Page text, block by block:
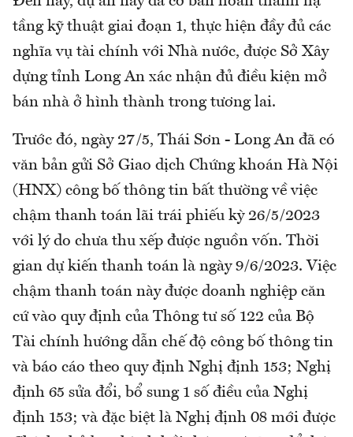
tầng kỹ thuật giai đoạn 1, thực hiện đầy đủ các
nghĩa vụ tài chính với Nhà nước, được Sở Xây
dựng tỉnh Long An xác nhận đủ điều kiện mở
bán nhà ở hình thành trong tương lai.
Trước đó, ngày 27/5, Thái Sơn - Long An đã có
văn bản gửi Sở Giao dịch Chứng khoán Hà Nội
(HNX) công bố thông tin bất thường về việc
chậm thanh toán lãi trái phiếu kỳ 26/5/2023
với lý do chưa thu xếp được nguồn vốn. Thời
gian dự kiến thanh toán là ngày 9/6/2023. Việc
chậm thanh toán này được doanh nghiệp căn
cứ vào quy định của Thông tư số 122 của Bộ
Tài chính hướng dẫn chế độ công bố thông tin
và báo cáo theo quy định Nghị định 153; Nghị
định 65 sửa đổi, bổ sung 1 số điều của Nghị
định 153; và đặc biệt là Nghị định 08 mới được